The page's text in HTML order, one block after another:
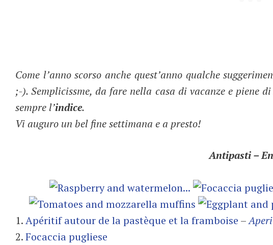
Come l’anno scorso anche quest’anno qualche
;-). Semplicissme, da fare nella casa di vacanze e piene
sempre l’indice.
Vi auguro un bel fine settimana e a presto!
Antipasti –
1.Apéritif autour de la pastèque et la framboise –
2.Focaccia pugliese